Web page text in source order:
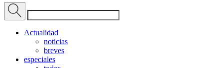
Actualidad
noticias
breves
especiales